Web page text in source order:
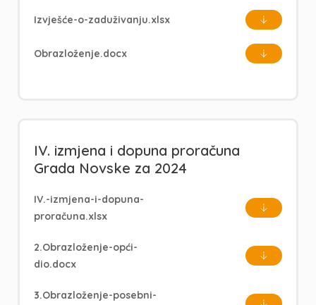
Izvješće-o-zaduživanju.xlsx
Obrazloženje.docx
IV. izmjena i dopuna proračuna
Grada Novske za 2024
IV.-izmjena-i-dopuna-
proračuna.xlsx
2.Obrazloženje-opći-
dio.docx
3.Obrazloženje-posebni-